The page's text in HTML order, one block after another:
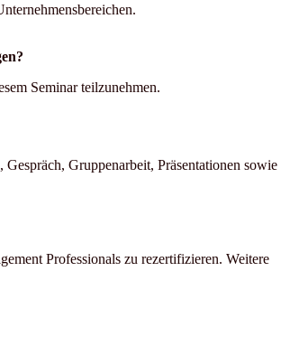
Seminar teilzunehmen.
Gruppenarbeit, Präsentationen sowie
Professionals zu rezertifizieren. Weitere